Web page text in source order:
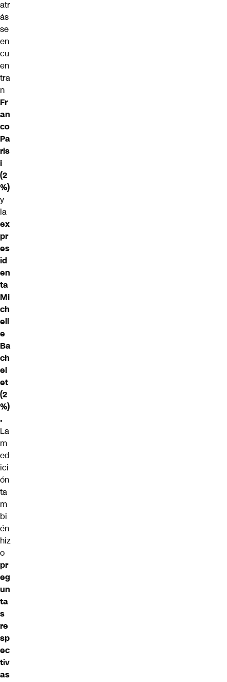
atr
ás
se
en
cu
en
tra
n
Fr
an
co
Pa
ris
i
(2
%)
y
la
ex
pr
es
id
en
ta
Mi
ch
ell
e
Ba
ch
el
et
(2
%)
.
La
m
ed
ici
ón
ta
m
bi
én
hiz
o
pr
eg
un
ta
s
re
sp
ec
tiv
as